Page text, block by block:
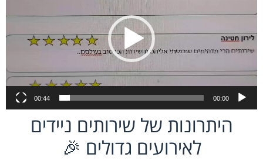
00:00
00:44
היתרונות של שירותים ניידים
לאירועים גדולים 🎉